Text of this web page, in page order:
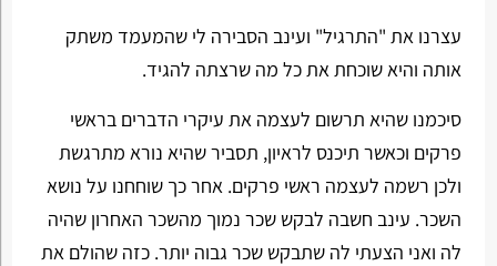
עצרנו את "התרגיל" ועינב הסבירה לי שהמעמד משתק
אותה והיא שוכחת את כל מה שרצתה להגיד.
סיכמנו שהיא תרשום לעצמה את עיקרי הדברים בראשי
פרקים וכאשר תיכנס לראיון, תסביר שהיא נורא מתרגשת
ולכן רשמה לעצמה ראשי פרקים. אחר כך שוחחנו על נושא
השכר. עינב חשבה לבקש שכר נמוך מהשכר האחרון שהיה
לה ואני הצעתי לה שתבקש שכר גבוה יותר. כזה שהולם את